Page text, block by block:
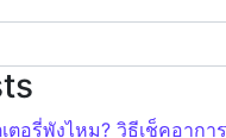
อรี่พังไหม? วิธีเช็คอากา